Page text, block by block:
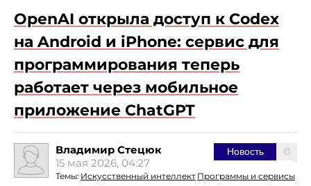
OpenAI открыла доступ к Codex
на Android и iPhone: сервис для
программирования теперь
работает через мобильное
приложение ChatGPT
0
Новость
Владимир Стецюк
15 мая 2026, 04:27
Темы: Искусственный интеллект Программы и сервисы